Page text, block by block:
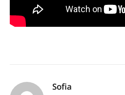
Sofia